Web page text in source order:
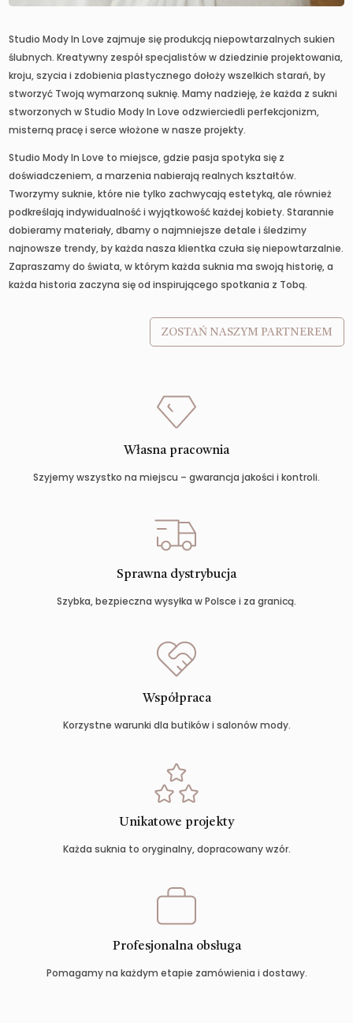
Studio Mody In Love zajmuje się produkcją niepowtarzalnych sukien
ślubnych. Kreatywny zespół specjalistów w dziedzinie projektowania,
kroju, szycia i zdobienia plastycznego dołoży wszelkich starań, by
stworzyć Twoją wymarzoną suknię. Mamy nadzieję, że każda z sukni
stworzonych w Studio Mody In Love odzwierciedli perfekcjonizm,
misterną pracę i serce włożone w nasze projekty.
Studio Mody In Love to miejsce, gdzie pasja spotyka się z
doświadczeniem, a marzenia nabierają realnych kształtów.
Tworzymy suknie, które nie tylko zachwycają estetyką, ale również
podkreślają indywidualność i wyjątkowość każdej kobiety. Starannie
dobieramy materiały, dbamy o najmniejsze detale i śledzimy
najnowsze trendy, by każda nasza klientka czuła się niepowtarzalnie.
Zapraszamy do świata, w którym każda suknia ma swoją historię, a
każda historia zaczyna się od inspirującego spotkania z Tobą.
ZOSTAŃ NASZYM PARTNEREM
Własna pracownia
Szyjemy wszystko na miejscu – gwarancja jakości i kontroli.
Sprawna dystrybucja
Szybka, bezpieczna wysyłka w Polsce i za granicą.
Współpraca
Korzystne warunki dla butików i salonów mody.
Unikatowe projekty
Każda suknia to oryginalny, dopracowany wzór.
Profesjonalna obsługa
Pomagamy na każdym etapie zamówienia i dostawy.